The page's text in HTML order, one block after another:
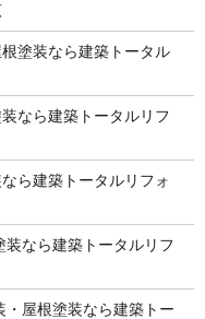
塗装なら建築トータル
なら建築トータルリフ
ら建築トータルリフォ
なら建築トータルリフ
屋根塗装なら建築トー